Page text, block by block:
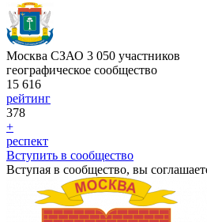
Москва СЗАО 3 050 участников
географическое сообщество
15 616
рейтинг
378
+
респект
Вступить в сообщество
Вступая в сообщество, вы